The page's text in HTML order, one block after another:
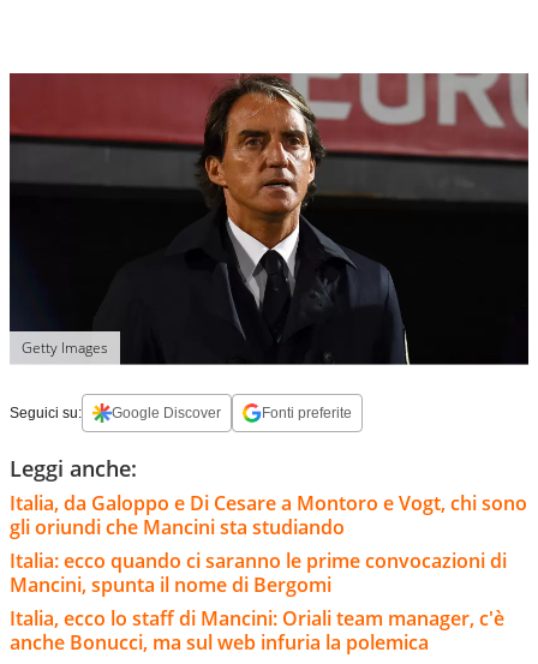
Getty Images
Seguici su: Google Discover Fonti preferite
Leggi anche:
Italia, da Galoppo e Di Cesare a Montoro e Vogt, chi sono
gli oriundi che Mancini sta studiando
Italia: ecco quando ci saranno le prime convocazioni di
Mancini, spunta il nome di Bergomi
Italia, ecco lo staff di Mancini: Oriali team manager, c'è
anche Bonucci, ma sul web infuria la polemica